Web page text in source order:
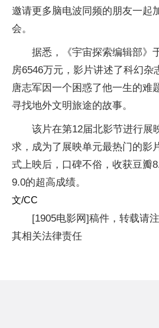
邀请更多脑电波同频的朋友一起
会。
据悉，《宇宙探索编辑部》
房6546万元，影片讲述了科幻杂
唐志军因一个困惑了他一生的难
寻找地外文明旅途的故事。
该片在第12届北影节进行展
求，成为了展映单元最热门的影
式上映后，口碑不俗，收获豆瓣
9.0的超高成绩。
文/CC
[1905电影网]稿件，转载请
其相关法律责任